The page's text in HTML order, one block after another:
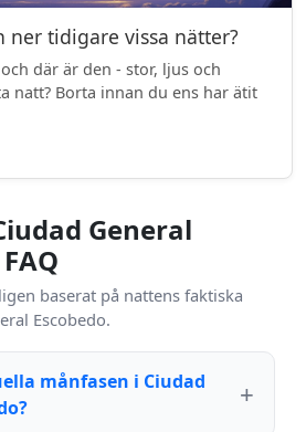
ner tidigare vissa nätter?
där är den - stor, ljus och
natt? Borta innan du ens har ätit
General
baserat på nattens faktiska
Escobedo.
månfasen i Ciudad